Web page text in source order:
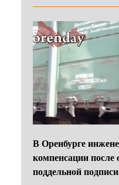
В Оренбурге
компенсации после
поддельной подписи